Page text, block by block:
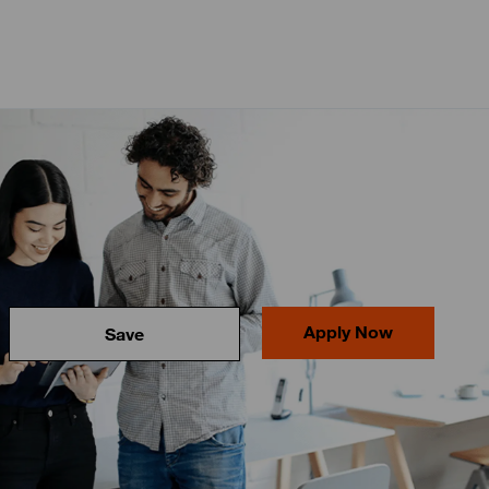
Save Apply Now